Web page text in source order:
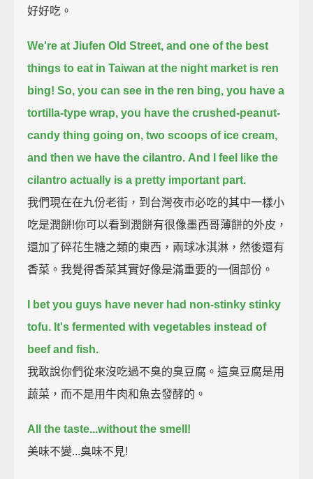
好好吃。
We're at Jiufen Old Street, and one of the best
things to eat in Taiwan at the night market is ren
bing! So, you can see in the ren bing, you have a
tortilla-type wrap, you have the crushed-peanut-
candy thing going on, two scoops of ice cream,
and then we have the cilantro. And I feel like the
cilantro actually is a pretty important part.
我們現在在九份老街，到台灣夜市必吃的其中一樣小
吃是潤餅!你可以看到潤餅有很像墨西哥薄餅的外皮，
還加了碎花生糖之類的東西，兩球冰淇淋，然後還有
香菜。我覺得香菜其實好像是滿重要的一個部份。
I bet you guys have never had non-stinky stinky
tofu. It's fermented with vegetables instead of
beef and fish.
我敢說你們從來沒吃過不臭的臭豆腐。這臭豆腐是用
蔬菜，而不是用牛肉和魚去發酵的。
All the taste...without the smell!
美味不變...臭味不見!